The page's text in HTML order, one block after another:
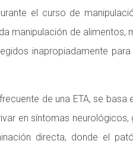
el curso de
manipulación de
inapropiadamente
de una ETA, se
en síntomas
directa, donde el